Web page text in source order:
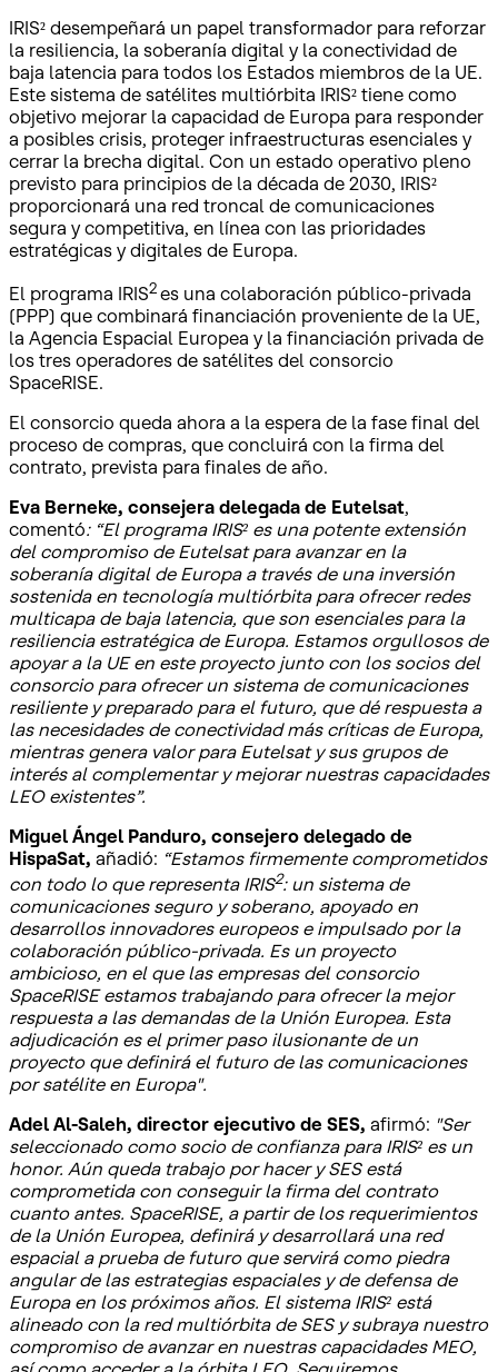
IRIS² desempeñará un papel transformador para reforzar
la resiliencia, la soberanía digital y la conectividad de
baja latencia para todos los Estados miembros de la UE.
Este sistema de satélites multiórbita IRIS² tiene como
objetivo mejorar la capacidad de Europa para responder
a posibles crisis, proteger infraestructuras esenciales y
cerrar la brecha digital. Con un estado operativo pleno
previsto para principios de la década de 2030, IRIS²
proporcionará una red troncal de comunicaciones
segura y competitiva, en línea con las prioridades
estratégicas y digitales de Europa.
El programa IRIS2es una colaboración público-privada
(PPP) que combinará financiación proveniente de la UE,
la Agencia Espacial Europea y la financiación privada de
los tres operadores de satélites del consorcio
SpaceRISE.
El consorcio queda ahora a la espera de la fase final del
proceso de compras, que concluirá con la firma del
contrato, prevista para finales de año.
Eva Berneke, consejera delegada de Eutelsat,
comentó: “El programa IRIS² es una potente extensión
del compromiso de Eutelsat para avanzar en la
soberanía digital de Europa a través de una inversión
sostenida en tecnología multiórbita para ofrecer redes
multicapa de baja latencia, que son esenciales para la
resiliencia estratégica de Europa. Estamos orgullosos de
apoyar a la UE en este proyecto junto con los socios del
consorcio para ofrecer un sistema de comunicaciones
resiliente y preparado para el futuro, que dé respuesta a
las necesidades de conectividad más críticas de Europa,
mientras genera valor para Eutelsat y sus grupos de
interés al complementar y mejorar nuestras capacidades
LEO existentes”.
Miguel Ángel Panduro, consejero delegado de
HispaSat, añadió: “Estamos firmemente comprometidos
con todo lo que representa IRIS2: un sistema de
comunicaciones seguro y soberano, apoyado en
desarrollos innovadores europeos e impulsado por la
colaboración público-privada. Es un proyecto
ambicioso, en el que las empresas del consorcio
SpaceRISE estamos trabajando para ofrecer la mejor
respuesta a las demandas de la Unión Europea. Esta
adjudicación es el primer paso ilusionante de un
proyecto que definirá el futuro de las comunicaciones
por satélite en Europa".
Adel Al-Saleh, director ejecutivo de SES, afirmó: "Ser
seleccionado como socio de confianza para IRIS² es un
honor. Aún queda trabajo por hacer y SES está
comprometida con conseguir la firma del contrato
cuanto antes. SpaceRISE, a partir de los requerimientos
de la Unión Europea, definirá y desarrollará una red
espacial a prueba de futuro que servirá como piedra
angular de las estrategias espaciales y de defensa de
Europa en los próximos años. El sistema IRIS² está
alineado con la red multiórbita de SES y subraya nuestro
compromiso de avanzar en nuestras capacidades MEO,